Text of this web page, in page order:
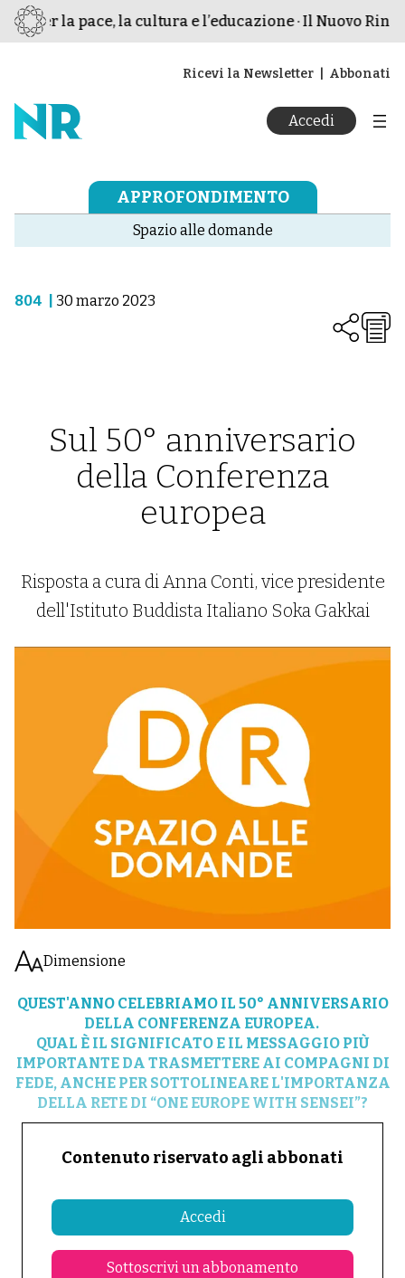
per la pace, la cultura e l’educazione · Il Nuovo
Ricevi la Newsletter Abbonati
Accedi
APPROFONDIMENTO
Spazio alle domande
804 30 marzo 2023
Sul 50° anniversario
della Conferenza
europea
Risposta a cura di Anna Conti, vice presidente
dell'Istituto Buddista Italiano Soka Gakkai
Dimensione
QUEST'ANNO CELEBRIAMO IL 50° ANNIVERSARIO
DELLA CONFERENZA EUROPEA.
QUAL È IL SIGNIFICATO E IL MESSAGGIO PIÙ
IMPORTANTE DA TRASMETTERE AI COMPAGNI DI
FEDE, ANCHE PER SOTTOLINEARE L'IMPORTANZA
DELLA RETE DI “ONE EUROPE WITH SENSEI”?
Contenuto riservato agli abbonati
Accedi
Sottoscrivi un abbonamento